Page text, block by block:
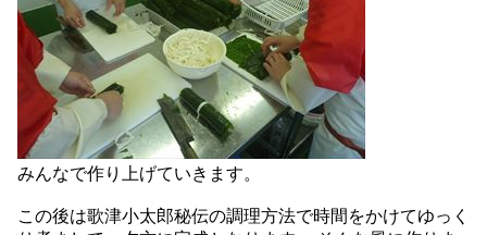
みんなで作り上げていきます。
この後は歌津小太郎秘伝の調理方法で時間をかけてゆっく